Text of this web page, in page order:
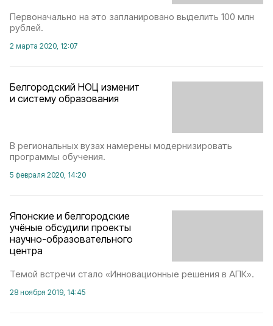
Первоначально на это запланировано выделить 100 млн
рублей.
2 марта 2020, 12:07
Белгородский НОЦ изменит
и систему образования
В региональных вузах намерены модернизировать
программы обучения.
5 февраля 2020, 14:20
Японские и белгородские
учёные обсудили проекты
научно-образовательного
центра
Темой встречи стало «Инновационные решения в АПК».
28 ноября 2019, 14:45